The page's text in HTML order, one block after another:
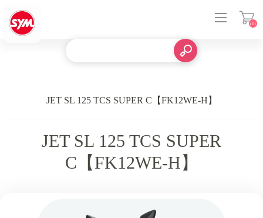
(0)
JET SL 125 TCS SUPER C【FK12WE-H】
JET SL 125 TCS SUPER
C【FK12WE-H】